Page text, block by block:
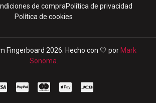
u
b
o
k
a
a
m
de compraPolítica de privacidad
Política de cookies
Fingerboard 2026. Hecho con 🤍 porMark
Sonoma.
C
C
C
C
C